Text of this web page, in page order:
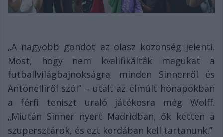
„A nagyobb gondot az olasz közönség jelenti.
Most, hogy nem kvalifikálták magukat a
futballvilágbajnokságra, minden Sinnerről és
Antonelliről szól” – utalt az elmúlt hónapokban
a férfi teniszt uraló játékosra még Wolff.
„Miután Sinner nyert Madridban, ők ketten a
szupersztárok, és ezt kordában kell tartanunk.”